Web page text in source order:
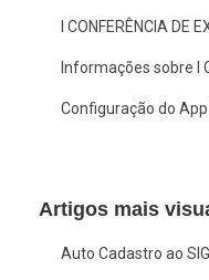
I CONFERÊNCIA DE
Informações sobre I
Configuração do
Artigos mais
Auto Cadastro ao